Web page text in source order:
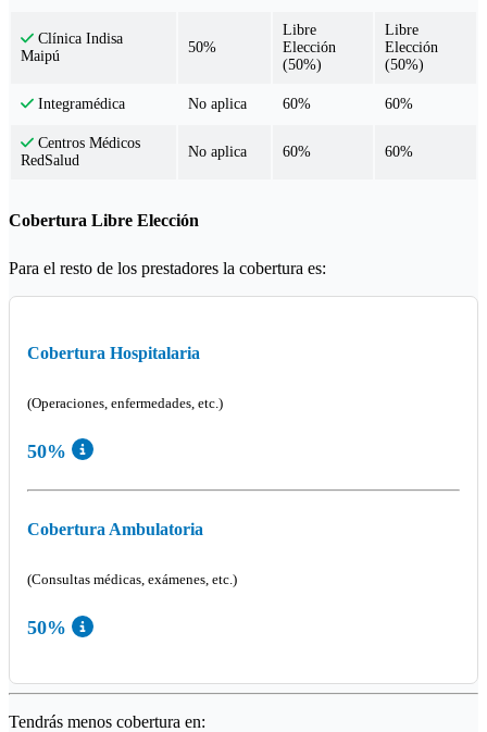
Clínica Indisa
Maipú
50%
Libre
Elección
(50%)
Libre
Elección
(50%)
Integramédica No aplica 60% 60%
Centros Médicos
RedSalud
No aplica 60% 60%
Cobertura Libre Elección
Para el resto de los prestadores la cobertura es:
Cobertura Hospitalaria
(Operaciones, enfermedades, etc.)
50%
Cobertura Ambulatoria
(Consultas médicas, exámenes, etc.)
50%
Tendrás menos cobertura en: